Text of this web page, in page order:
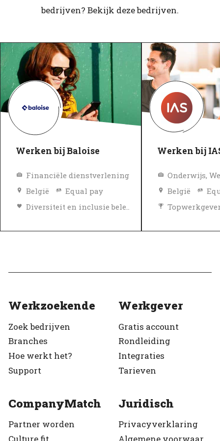
bedrijven? Bekijk deze bedrijven.
Werken bij Baloise
Financiële dienstverlening
België
Equal pay
Diversiteit en inclusie beleid
Werken bij
België
Werkzoekende
Zoek bedrijven
Branches
Hoe werkt het?
Support
Werkgever
Gratis account
Rondleiding
Integraties
Tarieven
CompanyMatch
Partner worden
Culture fit
Juridisch
Privacyverklaring